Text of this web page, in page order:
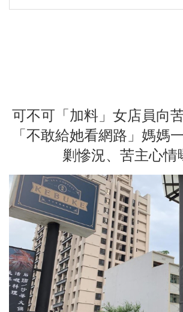
可不可「加料」女店員向
「不敢給她看網路」媽媽
剿慘況、苦主心情